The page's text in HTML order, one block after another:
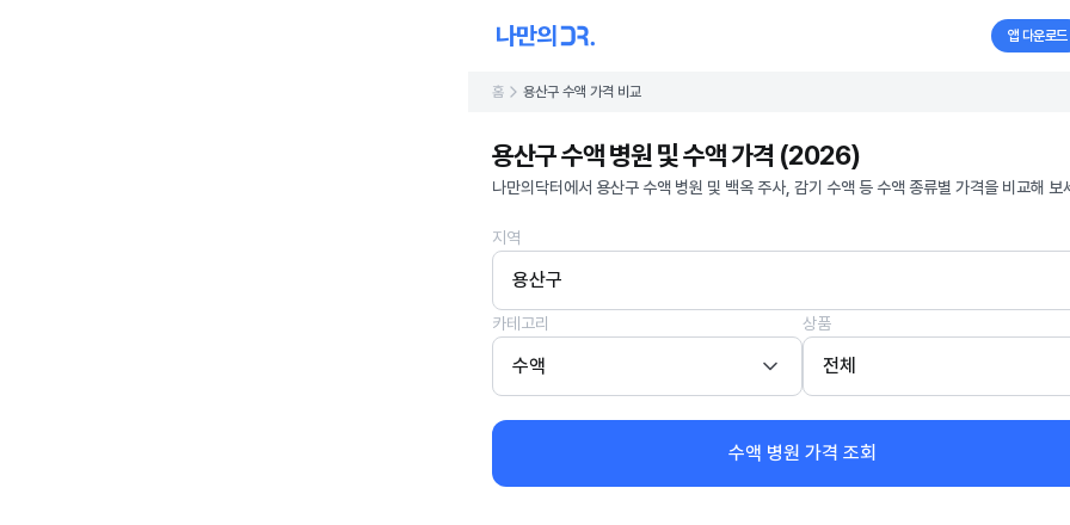
앱 다운로드
홈 용산구 수액 가격 비교
용산구 수액 병원 및 수액 가격 (2026)
나만의닥터에서 용산구 수액 병원 및 백옥 주사, 감기 수액 등 수액 종류별 가격을 비교해 보
지역
용산구
카테고리
수액
상품
전체
수액 병원 가격 조회